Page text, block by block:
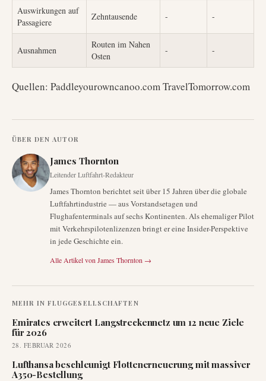
Auswirkungen auf
Passagiere
Zehntausende - -
Ausnahmen
Routen im Nahen
Osten
- -
Quellen: Paddleyourowncanoo.com TravelTomorrow.com
ÜBER DEN AUTOR
James Thornton
Leitender Luftfahrt-Redakteur
James Thornton berichtet seit über 15 Jahren über die globale
Luftfahrtindustrie — aus Vorstandsetagen und
Flughafenterminals auf sechs Kontinenten. Als ehemaliger Pilot
mit Verkehrspilotenlizenzen bringt er eine Insider-Perspektive
in jede Geschichte ein.
Alle Artikel von James Thornton →
MEHR IN FLUGGESELLSCHAFTEN
Emirates erweitert Langstreckennetz um 12 neue Ziele
für 2026
28. FEBRUAR 2026
Lufthansa beschleunigt Flottenerneuerung mit massiver
A350-Bestellung